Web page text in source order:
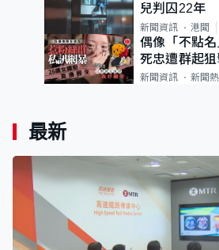
兒判囚22年
案最惡劣
新聞資訊 港聞
偶像「不點
死忠遭群起
後輕生
新聞資訊 新聞
最新